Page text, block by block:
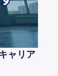
ャリア